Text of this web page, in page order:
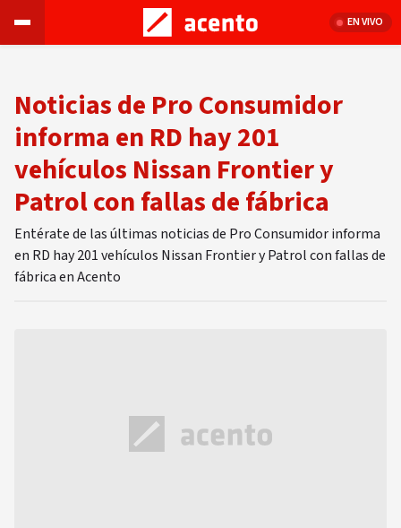
EN VIVO
Noticias de Pro Consumidor
informa en RD hay 201
vehículos Nissan Frontier y
Patrol con fallas de fábrica
Entérate de las últimas noticias de Pro Consumidor informa
en RD hay 201 vehículos Nissan Frontier y Patrol con fallas de
fábrica en Acento